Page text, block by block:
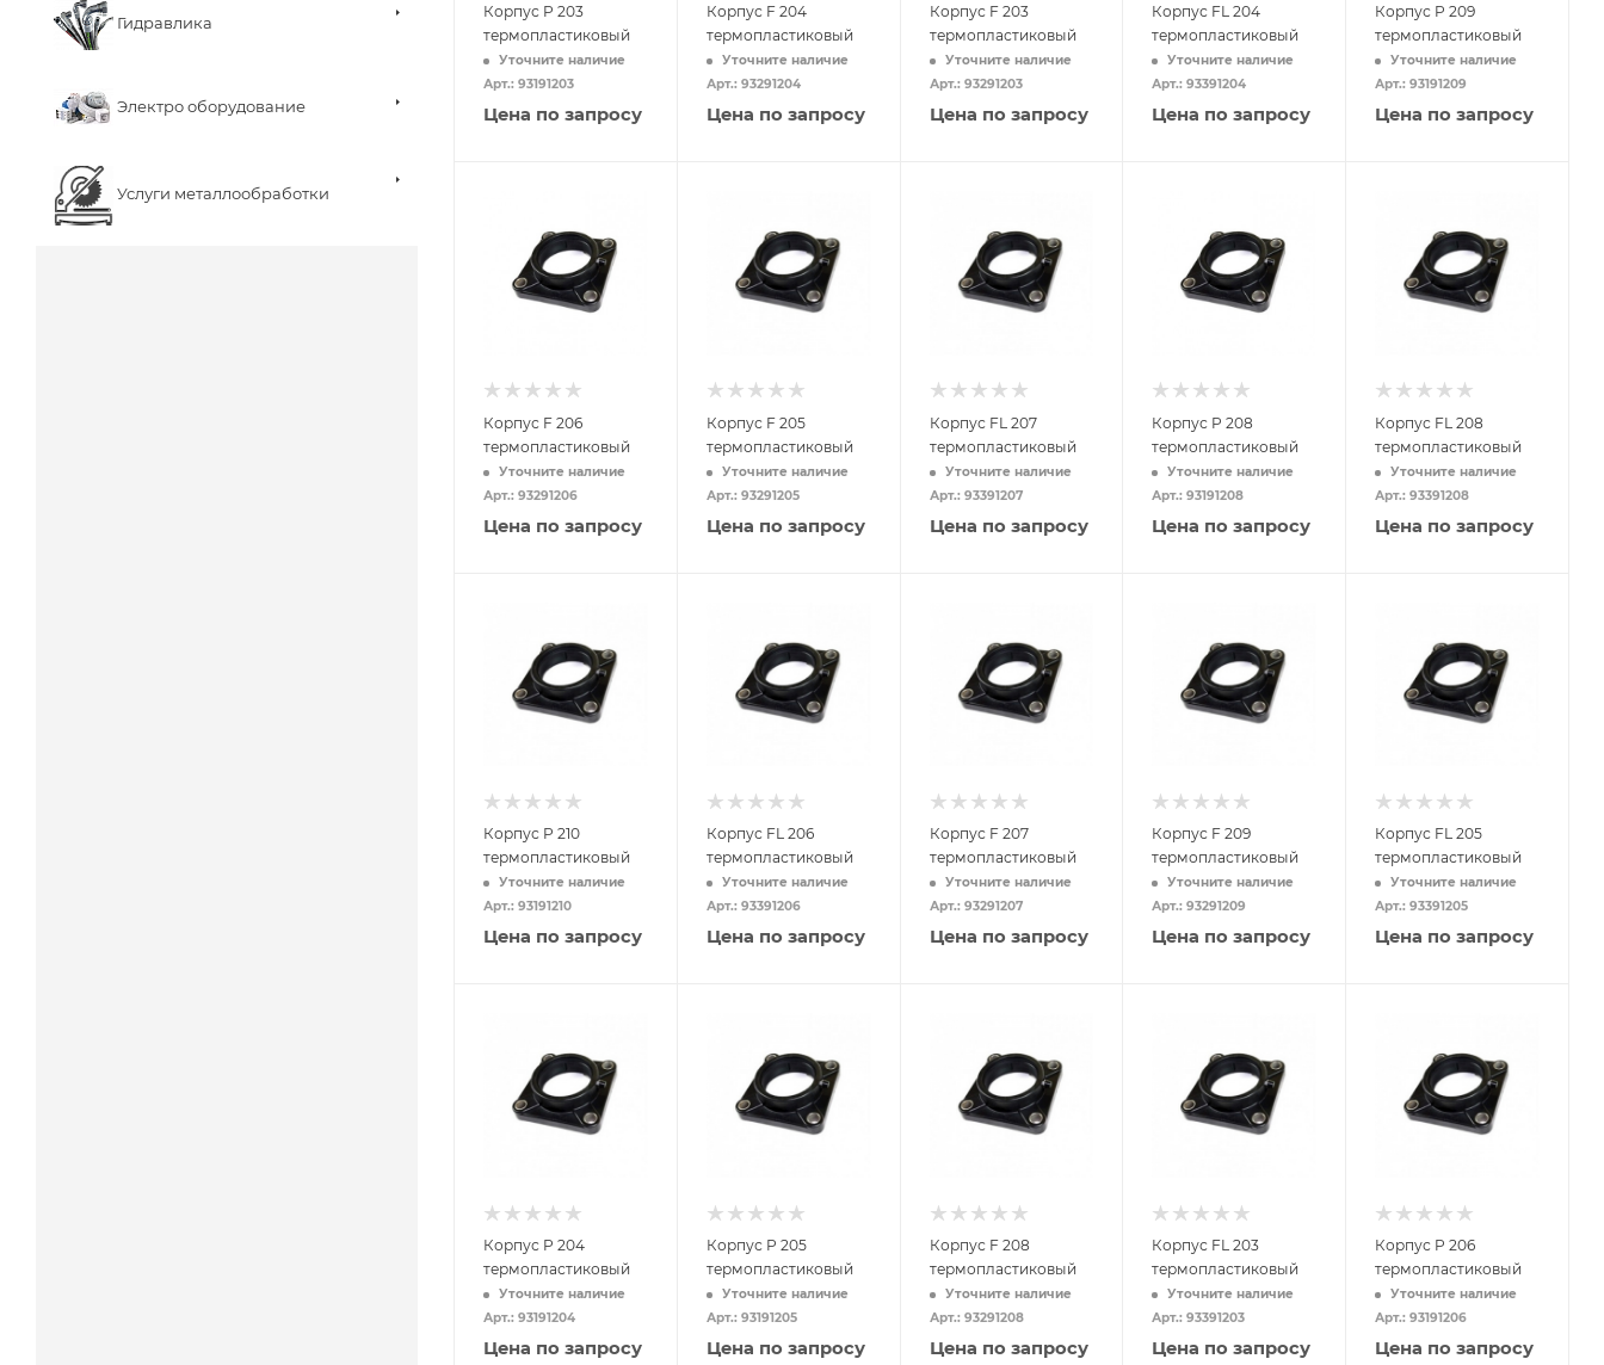
Гидравлика
Электро оборудование
Услуги металлообработки
Корпус P 203
термопластиковый
Уточните наличие
Арт.: 93191203
Цена по запросу
Корпус F 204
термопластиковый
Уточните наличие
Арт.: 93291204
Цена по запросу
Корпус F 203
термопластиковый
Уточните наличие
Арт.: 93291203
Цена по запросу
Корпус FL 204
термопластиковый
Уточните наличие
Арт.: 93391204
Цена по запросу
Корпус P 209
термопластиковый
Уточните наличие
Арт.: 93191209
Цена по запросу
Корпус F 206
термопластиковый
Уточните наличие
Арт.: 93291206
Цена по запросу
Корпус F 205
термопластиковый
Уточните наличие
Арт.: 93291205
Цена по запросу
Корпус FL 207
термопластиковый
Уточните наличие
Арт.: 93391207
Цена по запросу
Корпус P 208
термопластиковый
Уточните наличие
Арт.: 93191208
Цена по запросу
Корпус FL 208
термопластиковый
Уточните наличие
Арт.: 93391208
Цена по запросу
Корпус P 210
термопластиковый
Уточните наличие
Арт.: 93191210
Цена по запросу
Корпус FL 206
термопластиковый
Уточните наличие
Арт.: 93391206
Цена по запросу
Корпус F 207
термопластиковый
Уточните наличие
Арт.: 93291207
Цена по запросу
Корпус F 209
термопластиковый
Уточните наличие
Арт.: 93291209
Цена по запросу
Корпус FL 205
термопластиковый
Уточните наличие
Арт.: 93391205
Цена по запросу
Корпус P 204
термопластиковый
Уточните наличие
Арт.: 93191204
Цена по запросу
Корпус P 205
термопластиковый
Уточните наличие
Арт.: 93191205
Цена по запросу
Корпус F 208
термопластиковый
Уточните наличие
Арт.: 93291208
Цена по запросу
Корпус FL 203
термопластиковый
Уточните наличие
Арт.: 93391203
Цена по запросу
Корпус P 206
термопластиковый
Уточните наличие
Арт.: 93191206
Цена по запросу